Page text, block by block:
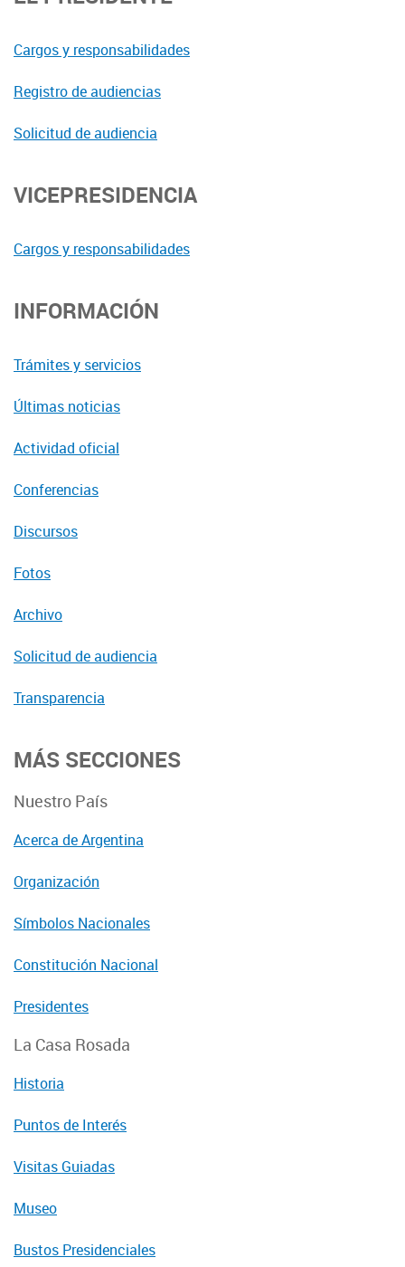
Cargos y responsabilidades
Registro de audiencias
Solicitud de audiencia
VICEPRESIDENCIA
Cargos y responsabilidades
INFORMACIÓN
Trámites y servicios
Últimas noticias
Actividad oficial
Conferencias
Discursos
Fotos
Archivo
Solicitud de audiencia
Transparencia
MÁS SECCIONES
Nuestro País
Acerca de Argentina
Organización
Símbolos Nacionales
Constitución Nacional
Presidentes
La Casa Rosada
Historia
Puntos de Interés
Visitas Guiadas
Museo
Bustos Presidenciales